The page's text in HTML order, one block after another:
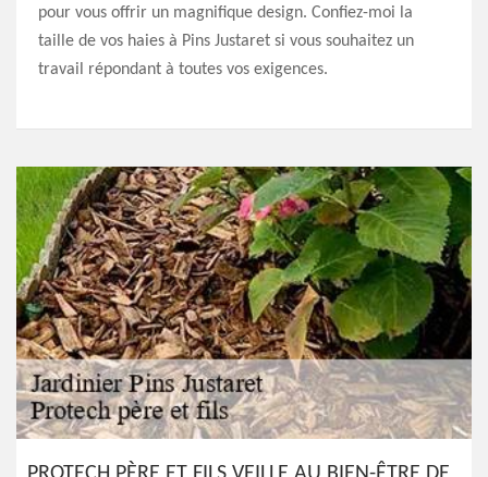
pour vous offrir un magnifique design. Confiez-moi la
taille de vos haies à Pins Justaret si vous souhaitez un
travail répondant à toutes vos exigences.